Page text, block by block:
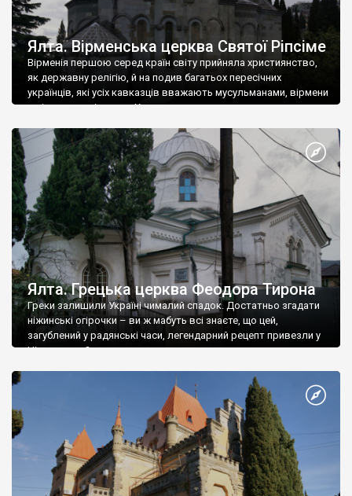
Ялта. Вірменська церква Святої Ріпсіме
Вірменія першою серед країн світу прийняла християнство,
як державну релігію, й на подив багатьох пересічних
українців, які усіх кавказців вважають мусульманами, вірмени
є відданими вірянами Христа
Ялта. Грецька церква Феодора Тирона
Греки залишили Україні чималий спадок. Достатньо згадати
ніжинські огірочки – ви ж мабуть всі знаєте, що цей,
загублений у радянські часи, легендарний рецепт привезли у
Ніжин греки?